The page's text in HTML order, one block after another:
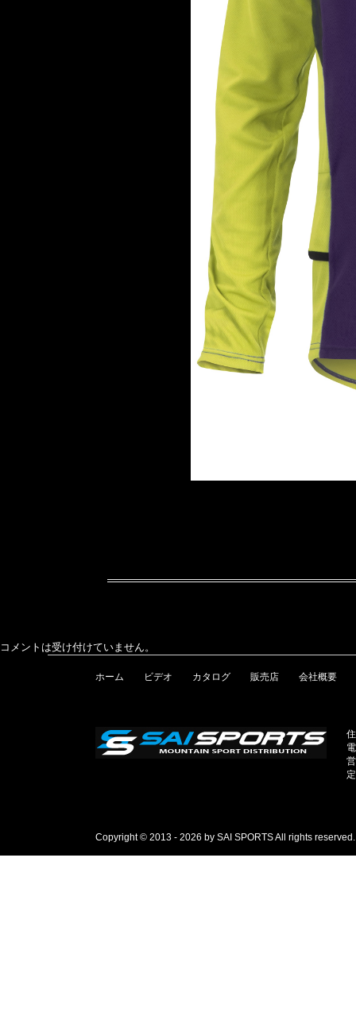
コメントは受け付けていません。
ホーム ビデオ カタログ 販売店 会社概要
Copyright © 2013 - 2026 by SAI SPORTS All rights reserved.